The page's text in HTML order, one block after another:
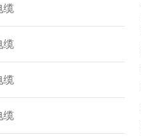
缆
缆
缆
缆